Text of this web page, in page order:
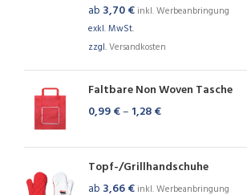
ab 3,70€ inkl. Werbeanbringung
exkl. MwSt.
zzgl.Versandkosten
Faltbare Non Woven Tasche
0,99€– 1,28€
Topf-/Grillhandschuhe
ab 3,66€ inkl. Werbeanbringung